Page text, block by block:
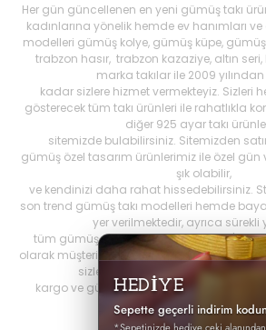
Her gün güncellenen en yeni gümüş takı
kadınlarına yönelik hemde ev hanımları ve
modelleri gümüş kolye, gümüş küpe,
trabzon hasır, trabzon kazaziye, altın seri,
marka takılar ile 2009
kadar sizlere hizmet vermekteyiz. Sizleri
gösterecek tüm takı ürünleri ile rahatlıkla
diğer 925 ayar takı
sitemizde bulabilirsiniz. Sitemizden
gümüş özel tasarım ürünlerimiz ile özel
şık olabilir,
ve kendinizi daha rahat hissedebilirsiniz.
son trend gümüş takı modelleri hemde
yer verilmektedir, ayrıca sürekli
tüm gümüş ürünlerini Best My Silrver'da
olarak müşteri memnuniyetini ön planda
sizlere daha iyi hizmet sunabilmek
kargo ve güvenilir alışverişi birinci
HEDİYE
Sepette geçerli indirim